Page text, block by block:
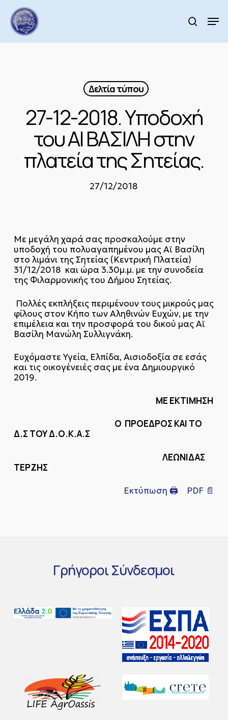
main
content
search
Δελτία τύπου
27-12-2018. Υποδοχή
του ΑΙ ΒΑΣΙΛΗ στην
πλατεία της Σητείας.
27/12/2018
Με μεγάλη χαρά σας προσκαλούμε στην
υποδοχή του πολυαγαπημένου μας Αϊ Βασίλη
στο λιμάνι της Σητείας (Κεντρική Πλατεία)
31/12/2018 και ώρα 3.30μ.μ. με την συνοδεία
της Φιλαρμονικής του Δήμου Σητείας.
Πολλές εκπλήξεις περιμένουν τους μικρούς μας
φίλους στον Κήπο των Αληθινών Ευχών, με την
επιμέλεια και την προσφορά του δικού μας Αϊ
Βασίλη Μανώλη Συλλιγνάκη.
Ευχόμαστε Υγεία, Ελπίδα, Αισιοδοξία σε εσάς
και τις οικογένειές σας με ένα Δημιουργικό
2019.
ΜΕ ΕΚΤΙΜΗΣΗ
Ο ΠΡΟΕΔΡΟΣ ΚΑΙ ΤΟ
Δ.Σ ΤΟΥ Δ.Ο.Κ.Α.Σ
ΛΕΩΝΙΔΑΣ
ΤΕΡΖΗΣ
Εκτύπωση 🖨 PDF 📄
ΓρήγοροιΣύνδεσμοι
Menu